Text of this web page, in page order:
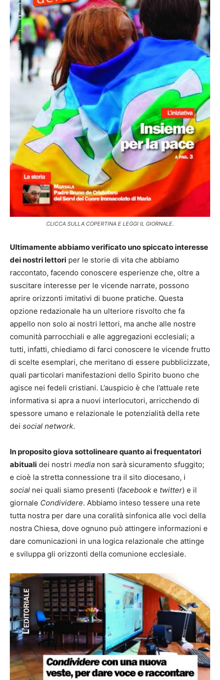
CLICCA SULLA COPERTINA E LEGGI IL GIORNALE.
Ultimamente abbiamo verificato uno spiccato interesse
dei nostri lettori per le storie di vita che abbiamo
raccontato, facendo conoscere esperienze che, oltre a
suscitare interesse per le vicende narrate, possono
aprire orizzonti imitativi di buone pratiche. Questa
opzione redazionale ha un ulteriore risvolto che fa
appello non solo ai nostri lettori, ma anche alle nostre
comunità parrocchiali e alle aggregazioni ecclesiali; a
tutti, infatti, chiediamo di farci conoscere le vicende frutto
di scelte esemplari, che meritano di essere pubblicizzate,
quali particolari manifestazioni dello Spirito buono che
agisce nei fedeli cristiani. L’auspicio è che l’attuale rete
informativa si apra a nuovi interlocutori, arricchendo di
spessore umano e relazionale le potenzialità della rete
dei social network.
In proposito giova sottolineare quanto ai frequentatori
abituali dei nostri media non sarà sicuramento sfuggito;
e cioè la stretta connessione tra il sito diocesano, i
social nei quali siamo presenti (facebook e twitter) e il
giornale Condividere. Abbiamo inteso tessere una rete
tutta nostra per dare una coralità sinfonica alle voci della
nostra Chiesa, dove ognuno può attingere informazioni e
dare comunicazioni in una logica relazionale che attinge
e sviluppa gli orizzonti della comunione ecclesiale.